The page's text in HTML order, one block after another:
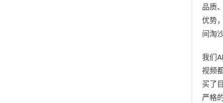
品质
优势
间淘
我们
视频
买了
严格